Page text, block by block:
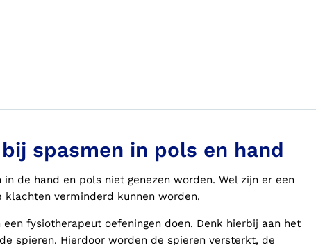
spasmen in pols en hand
de hand en pols niet genezen worden. Wel zijn er een
klachten verminderd kunnen worden.
fysiotherapeut oefeningen doen. Denk hierbij aan het
spieren. Hierdoor worden de spieren versterkt, de